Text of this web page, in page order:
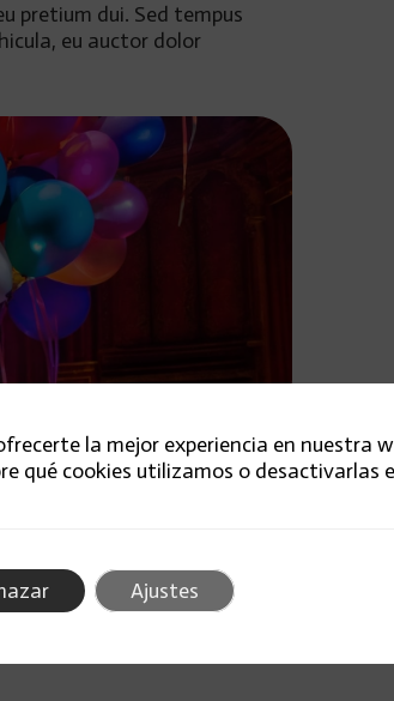
pretium dui. Sed tempus
eu auctor dolor
pretium dui. Sed tempus
eu auctor dolor
la mejor experiencia en nuestra
qué cookies utilizamos o desactivarlas
Ajustes